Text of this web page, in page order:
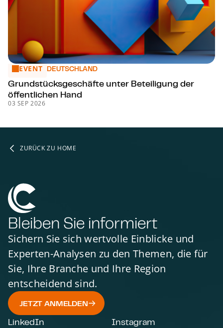
Grund­stücks­ge­schäf­te unter Beteiligung der öffentlichen
EVENT DEUTSCHLAND
Grund­stücks­ge­schäf­te unter Beteiligung der
öffentlichen Hand
03 SEP 2026
ZURÜCK ZU HOME
Bleiben Sie informiert
Sichern Sie sich wertvolle Einblicke und
Experten-Analysen zu den Themen, die für
Sie, Ihre Branche und Ihre Region
entscheidend sind.
JETZT ANMELDEN
LinkedIn Instagram